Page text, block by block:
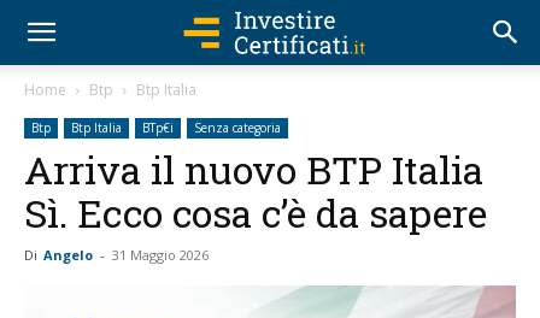
Home Btp Btp Italia
Btp Btp Italia BTp€i Senza categoria
Arriva il nuovo BTP Italia
Sì. Ecco cosa c’è da sapere
Di Angelo - 31 Maggio 2026